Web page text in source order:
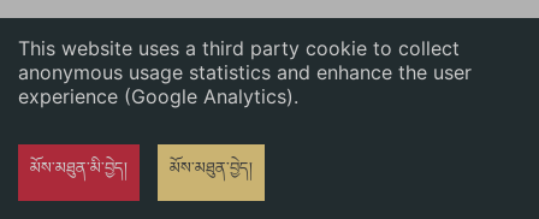
This website uses a third party cookie to collect
anonymous usage statistics and enhance the user
experience (Google Analytics).
མོས་མཐུན་མི་བྱེད། མོས་མཐུན་བྱེད།